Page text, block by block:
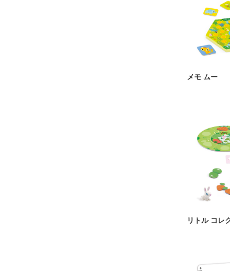
メモ ムー
リトル コレ